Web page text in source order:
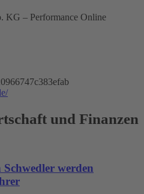
KG – Performance Online
und Finanzen
werden